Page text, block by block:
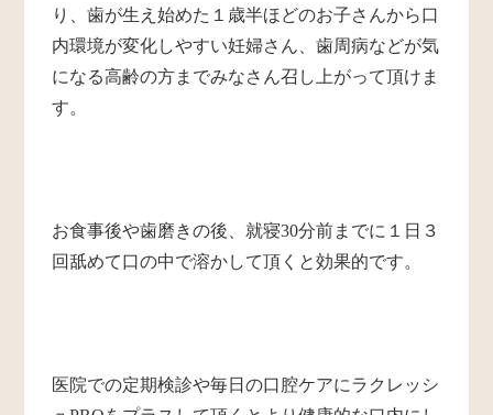
り、歯が生え始めた１歳半ほどのお子さんから口
内環境が変化しやすい妊婦さん、歯周病などが気
になる高齢の方までみなさん召し上がって頂けま
す。
お食事後や歯磨きの後、就寝30分前までに１日３
回舐めて口の中で溶かして頂くと効果的です。
医院での定期検診や毎日の口腔ケアにラクレッシ